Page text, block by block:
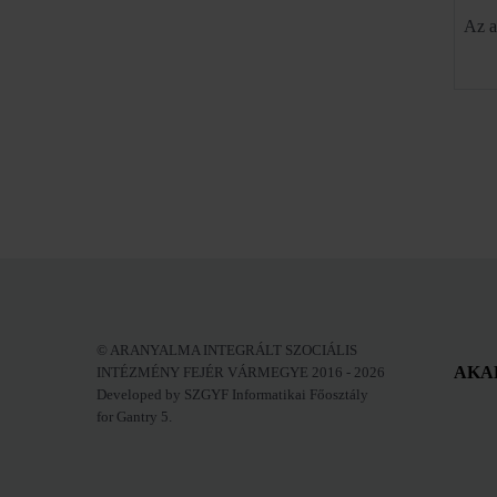
Az
© ARANYALMA INTEGRÁLT SZOCIÁLIS
INTÉZMÉNY FEJÉR VÁRMEGYE 2016 - 2026
Developed by SZGYF Informatikai Főosztály
for Gantry 5.